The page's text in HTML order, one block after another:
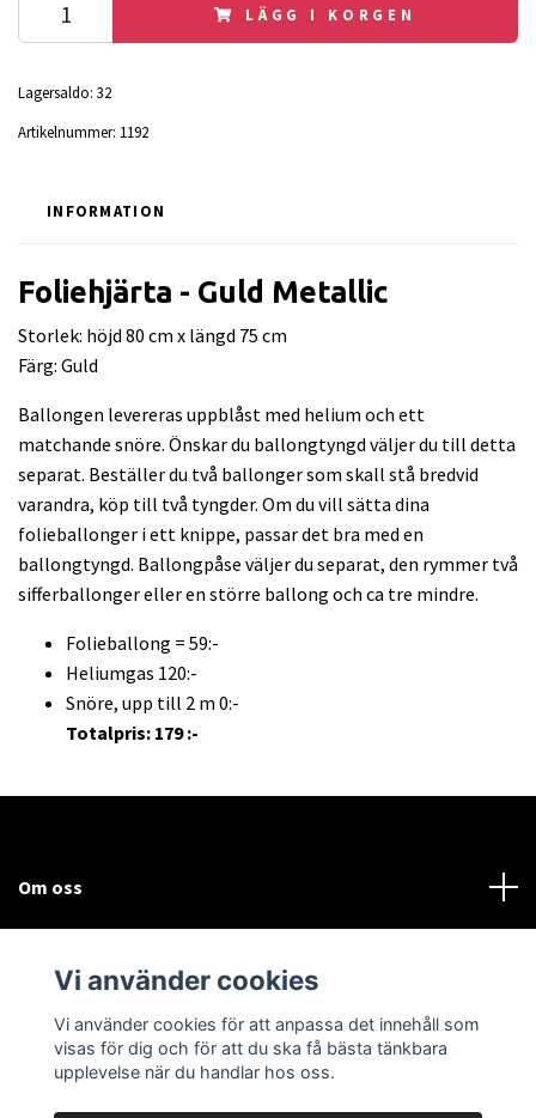
LÄGG I KORGEN
Lagersaldo: 32
Artikelnummer: 1192
INFORMATION
Foliehjärta - Guld Metallic
Storlek: höjd 80 cm x längd 75 cm
Färg: Guld
Ballongen levereras uppblåst med helium och ett
matchande snöre. Önskar du ballongtyngd väljer du till detta
separat. Beställer du två ballonger som skall stå bredvid
varandra, köp till två tyngder. Om du vill sätta dina
folieballonger i ett knippe, passar det bra med en
ballongtyngd. Ballongpåse väljer du separat, den rymmer två
sifferballonger eller en större ballong och ca tre mindre.
Folieballong = 59:-
Heliumgas 120:-
Snöre, upp till 2 m 0:-
Totalpris: 179 :-
Om oss
Sociala medier
Vi använder cookies
Vi använder cookies för att anpassa det innehåll som
visas för dig och för att du ska få bästa tänkbara
upplevelse när du handlar hos oss.